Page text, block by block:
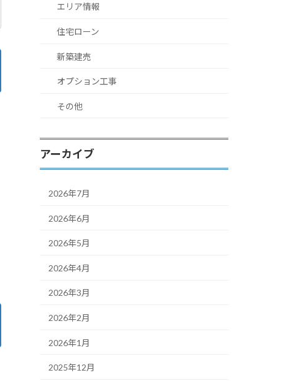
エリア情報
住宅ローン
新築建売
オプション工事
その他
アーカイブ
2026年7月
2026年6月
2026年5月
2026年4月
2026年3月
2026年2月
2026年1月
2025年12月